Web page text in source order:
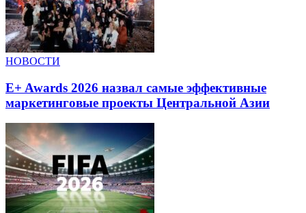
НОВОСТИ
E+ Awards 2026 назвал самые эффективные
маркетинговые проекты Центральной Азии